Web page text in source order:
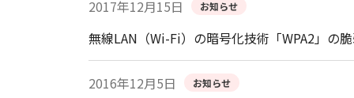
2017年12月15日 お知らせ
無線LAN（Wi-Fi）の暗号化技術「WPA2」の
2016年12月5日 お知らせ